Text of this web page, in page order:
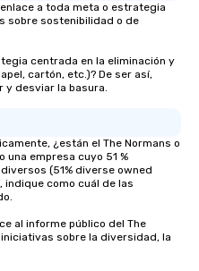
a toda meta o estrategia
sobre sostenibilidad o de
centrada en la eliminación y
cartón, etc.)? De ser así,
y desviar la basura.
¿están el The Normans o
empresa cuyo 51 %
(51% diverse owned
indique como cuál de las
al informe público del The
sobre la diversidad, la